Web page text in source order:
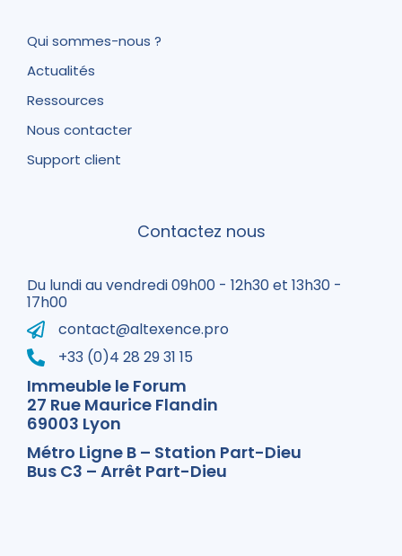
Qui sommes-nous ?
Actualités
Ressources
Nous contacter
Support client
Contactez nous
Du lundi au vendredi 09h00 - 12h30 et 13h30 -
17h00
contact@altexence.pro
+33 (0)4 28 29 31 15
Immeuble le Forum
27 Rue Maurice Flandin
69003 Lyon
Métro Ligne B – Station Part-Dieu
Bus C3 – Arrêt Part-Dieu